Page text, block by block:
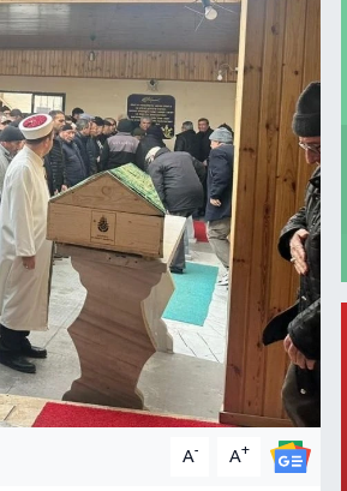
A- A+